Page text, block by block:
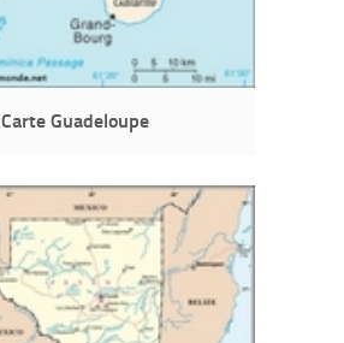
Carte Guadeloupe